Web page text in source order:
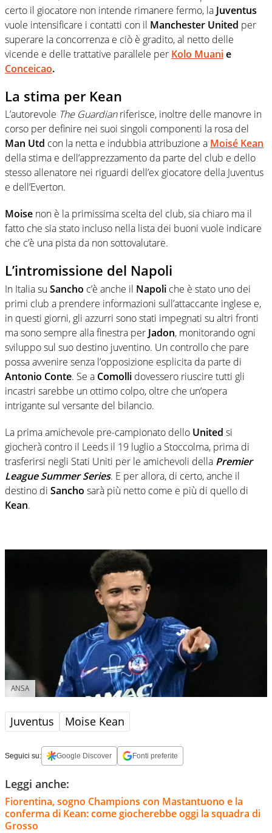
certo il giocatore non intende rimanere fermo, la Juventus
vuole intensificare i contatti con il Manchester United per
superare la concorrenza e ciò è gradito, al netto delle
vicende e delle trattative parallele per Kolo Muanie
Conceicao.
La stima per Kean
L’autorevole The Guardianriferisce, inoltre delle manovre in
corso per definire nei suoi singoli componenti la rosa del
Man Utd con la netta e indubbia attribuzione a Moisé Kean
della stima e dell’apprezzamento da parte del club e dello
stesso allenatore nei riguardi dell’ex giocatore della Juventus
e dell’Everton.
Moise non è la primissima scelta del club, sia chiaro ma il
fatto che sia stato incluso nella lista dei buoni vuole indicare
che c’è una pista da non sottovalutare.
L’intromissione del Napoli
In Italia su Sancho c’è anche il Napoli che è stato uno dei
primi club a prendere informazioni sull’attaccante inglese e,
in questi giorni, gli azzurri sono stati impegnati su altri fronti
ma sono sempre alla finestra per Jadon, monitorando ogni
sviluppo sul suo destino juventino. Un controllo che pare
possa avvenire senza l’opposizione esplicita da parte di
Antonio Conte. Se a Comolli dovessero riuscire tutti gli
incastri sarebbe un ottimo colpo, oltre che un’opera
intrigante sul versante del bilancio.
La prima amichevole pre-campionato dello United si
giocherà contro il Leeds il 19 luglio a Stoccolma, prima di
trasferirsi negli Stati Uniti per le amichevoli della Premier
League Summer Series. E per allora, di certo, anche il
destino di Sancho sarà più netto come e più di quello di
Kean.
ANSA
Juventus Moise Kean
Seguici su: Google Discover Fonti preferite
Leggi anche:
Fiorentina, sogno Champions con Mastantuono e la
conferma di Kean: come giocherebbe oggi la squadra di
Grosso